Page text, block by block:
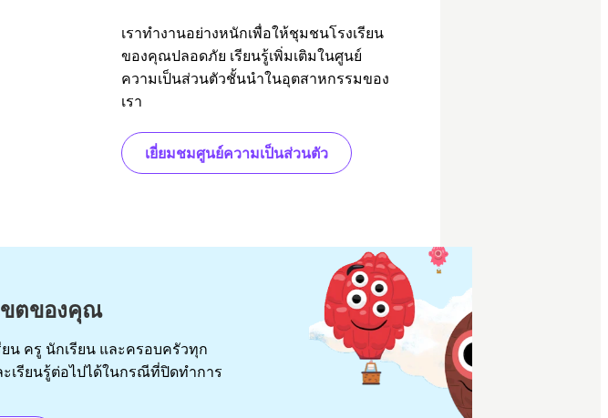
เราทำงานอย่างหนักเพื่อให้ชุมชนโรงเรียน
ของคุณปลอดภัย เรียนรู้เพิ่มเติมในศูนย์
ความเป็นส่วนตัวชั้นนำในอุตสาหกรรมของ
เรา
เยี่ยมชมศูนย์ความเป็นส่วนตัว
ขตของคุณ
น ครู นักเรียน และครอบครัวทุก
เรียนรู้ต่อไปได้ในกรณีที่ปิดทำการ